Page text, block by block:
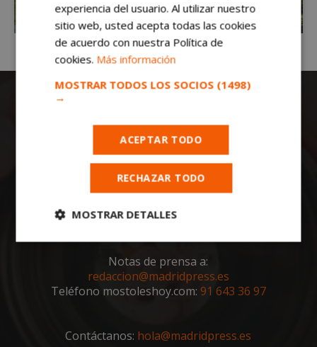
Todas las noticias de Móstoles en
toda la actualidad, noticias, eventos, ocio y
Notas de prensa a:
redaccion@madridpress.es
Teléfono mostoleshoy.com: 91 643 36 97
Contáctanos: hola@madridpress.es
experiencia del usuario. Al utilizar nuestro
sitio web, usted acepta todas las cookies
de acuerdo con nuestra Política de
cookies. Más información
MOSTRAR TODOS LOS SOCIOS (1498)
→
ACEPTAR TODO
RECHAZAR TODO
MOSTRAR DETALLES
Cookies
estrictamente
necesarias
Cookies de
preferencias
funcionalidad